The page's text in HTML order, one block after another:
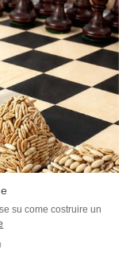
su come costruire un